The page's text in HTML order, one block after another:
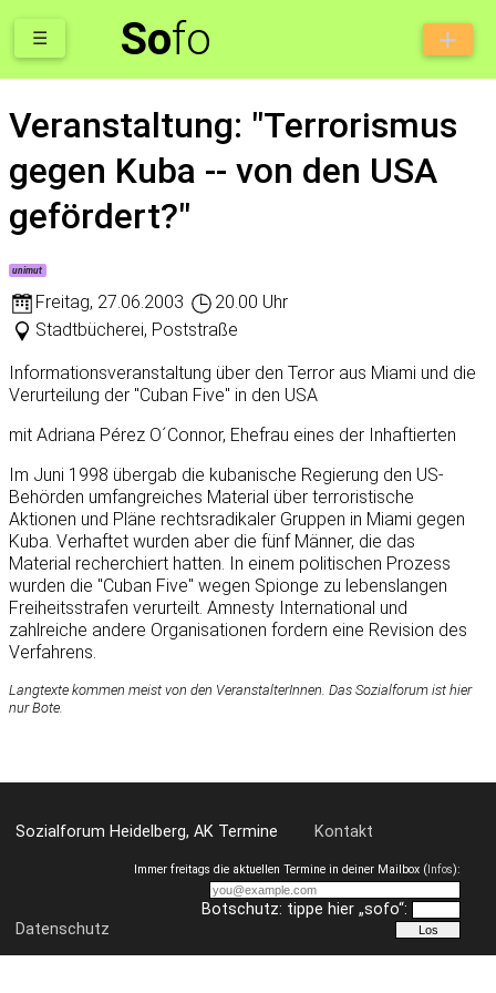
Sofo
☰
Veranstaltung: "Terrorismus
gegen Kuba -- von den USA
gefördert?"
unimut
Freitag, 27.06.2003
20.00 Uhr
Stadtbücherei, Poststraße
Informationsveranstaltung über den Terror aus Miami und die
Verurteilung der "Cuban Five" in den USA
mit Adriana Pérez O´Connor, Ehefrau eines der Inhaftierten
Im Juni 1998 übergab die kubanische Regierung den US-
Behörden umfangreiches Material über terroristische
Aktionen und Pläne rechtsradikaler Gruppen in Miami gegen
Kuba. Verhaftet wurden aber die fünf Männer, die das
Material recherchiert hatten. In einem politischen Prozess
wurden die "Cuban Five" wegen Spionge zu lebenslangen
Freiheitsstrafen verurteilt. Amnesty International und
zahlreiche andere Organisationen fordern eine Revision des
Verfahrens.
Langtexte kommen meist von den VeranstalterInnen. Das Sozialforum ist hier
nur Bote.
Sozialforum Heidelberg, AK Termine Kontakt
Datenschutz
Immer freitags die aktuellen Termine in deiner Mailbox (Infos):
Botschutz: tippe hier „sofo“: